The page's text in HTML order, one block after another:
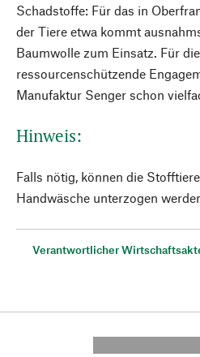
Schadstoffe: Für das in
der Tiere etwa kommt
Baumwolle zum Einsatz. Für
ressourcenschützende
Manufaktur Senger schon
Hinweis:
Falls nötig, können die
Handwäsche unterzogen
Verantwortlicher